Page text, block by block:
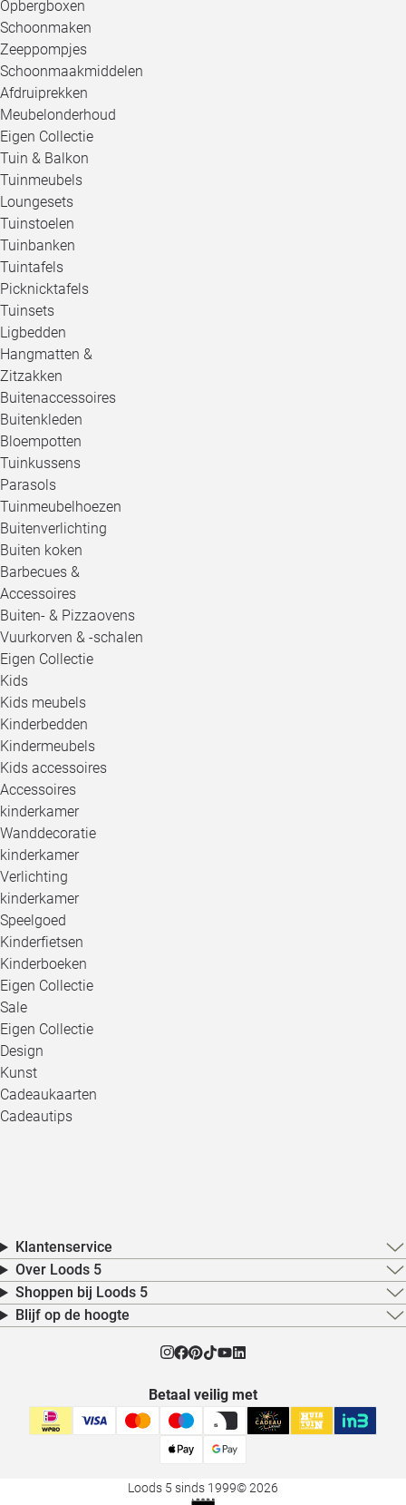
Opbergboxen
Schoonmaken
Zeeppompjes
Schoonmaakmiddelen
Afdruiprekken
Meubelonderhoud
Eigen Collectie
Tuin & Balkon
Tuinmeubels
Loungesets
Tuinstoelen
Tuinbanken
Tuintafels
Picknicktafels
Tuinsets
Ligbedden
Hangmatten &
Zitzakken
Buitenaccessoires
Buitenkleden
Bloempotten
Tuinkussens
Parasols
Tuinmeubelhoezen
Buitenverlichting
Buiten koken
Barbecues &
Accessoires
Buiten- & Pizzaovens
Vuurkorven & -schalen
Eigen Collectie
Kids
Kids meubels
Kinderbedden
Kindermeubels
Kids accessoires
Accessoires
kinderkamer
Wanddecoratie
kinderkamer
Verlichting
kinderkamer
Speelgoed
Kinderfietsen
Kinderboeken
Eigen Collectie
Sale
Eigen Collectie
Design
Kunst
Cadeaukaarten
Cadeautips
Klantenservice
Over Loods 5
Shoppen bij Loods 5
Blijf op de hoogte
Betaal veilig met
Loods 5 sinds 1999© 2026